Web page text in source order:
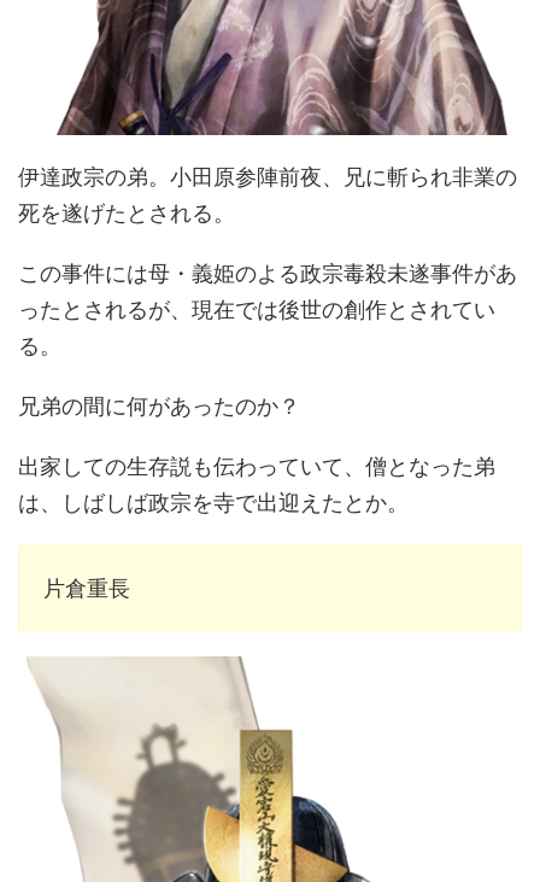
伊達政宗の弟。小田原参陣前夜、兄に斬られ非業の
死を遂げたとされる。
この事件には母・義姫のよる政宗毒殺未遂事件があ
ったとされるが、現在では後世の創作とされてい
る。
兄弟の間に何があったのか？
出家しての生存説も伝わっていて、僧となった弟
は、しばしば政宗を寺で出迎えたとか。
片倉重長